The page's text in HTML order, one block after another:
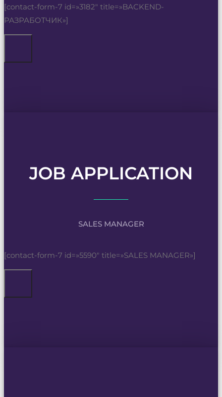
[contact-form-7 id=»3182″ title=»BACKEND-
РАЗРАБОТЧИК»]
JOB APPLICATION
SALES MANAGER
[contact-form-7 id=»5590″ title=»SALES MANAGER»]